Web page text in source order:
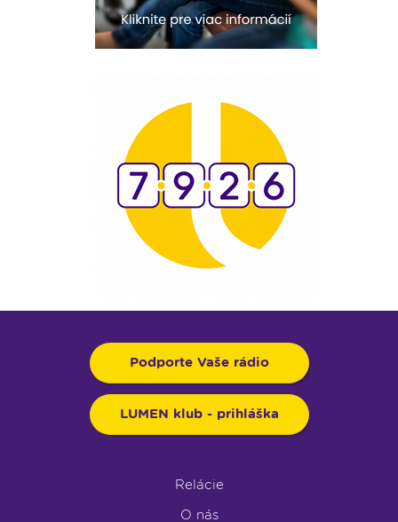
Podporte Vaše rádio
LUMEN klub - prihláška
Relácie
O nás